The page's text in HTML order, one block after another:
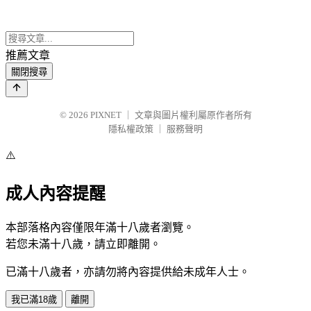
推薦文章
關閉搜尋
© 2026 PIXNET
文章與圖片權利屬原作者所有
隱私權政策
服務聲明
⚠️
成人內容提醒
本部落格內容僅限年滿十八歲者瀏覽。
若您未滿十八歲，請立即離開。
已滿十八歲者，亦請勿將內容提供給未成年人士。
我已滿18歲 離開